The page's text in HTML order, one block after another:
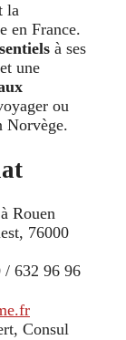
la
en France.
à ses
une
ou
Norvège.
Rouen
76000
/ 632 96 96
Consul